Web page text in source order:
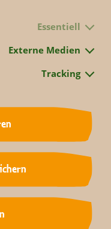
erzählt Geschichten
Zoo,
eines der
Europas.
Essentiell
Externe Medien
Tracking